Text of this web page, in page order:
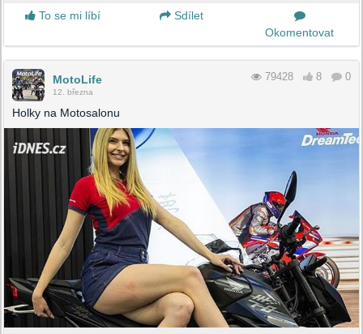
To se mi líbí
Sdílet
Okomentovat
MotoLife
12. března
79428 8 0
Holky na Motosalonu